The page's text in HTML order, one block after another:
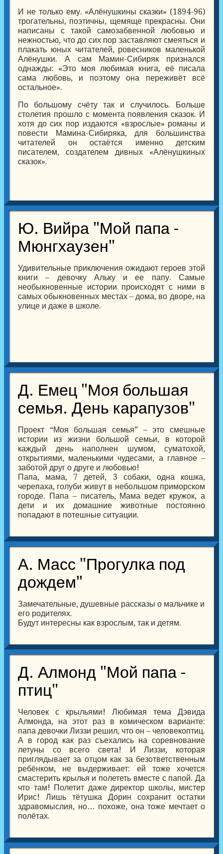
И не только ему. «Алёнушкины сказки» (1894-96)
трогательны, поэтичны, щемяще прекрасны. Они
написаны с такой самозабвенной любовью и
нежностью, что до сих пор заставляют смеяться и
плакать юных читателей, ровесников маленькой
Алёнушки. А сам Мамин-Сибиряк признался
однажды: «Это моя любимая книга, её писала
сама любовь, и поэтому она переживёт всё
остальное».
По большому счёту так и случилось. Больше
столетия прошло с момента появления сказок. И
хотя до сих пор издаются «взрослые» романы и
повести Мамина-Сибиряка, для большинства
читателей он остаётся именно детским
писателем, создателем дивных «Алёнушкиных
сказок».
Ю. Вийра "Мой папа -
Мюнгхаузен"
Удивительные приключения ожидают героев этой
книги – девочку Альку и ее папу. Самые
необыкновенные истории происходят с ними в
самых обыкновенных местах – дома, во дворе, на
улице и даже в школе.
Д. Емец "Моя большая
семья. День карапузов"
Проект “Моя большая семья” – это смешные
истории из жизни большой семьи, в которой
каждый день наполнен шумом, суматохой,
открытиями, маленькими чудесами, а главное –
заботой друг о друге и любовью!
Папа, мама, 7 детей, 3 собаки, одна кошка,
черепаха, голуби живут в небольшом приморском
городе. Папа – писатель, Мама ведет кружок, а
дети и их домашние животные постоянно
попадают в потешные ситуации.
А. Масс "Прогулка под
дождем"
Замечательные, душевные рассказы о мальчике и
его родителях.
Будут интересны как взрослым, так и детям.
Д. Алмонд "Мой папа -
птиц"
Человек с крыльями! Любимая тема Дэвида
Алмонда, на этот раз в комическом варианте:
папа девочки Лиззи решил, что он – человекоптиц.
А в город как раз съехались на соревнование
летуны со всего света! И Лиззи, которая
приглядывает за отцом как за безответственным
ребёнком, не выдерживает: ей тоже хочется
смастерить крылья и полететь вместе с папой. Да
что там! Полетит даже директор школы, мистер
Ирис! Лишь тётушка Дорин сохранит остатки
здравомыслия, но… похоже, она тоже мечтает о
полётах.